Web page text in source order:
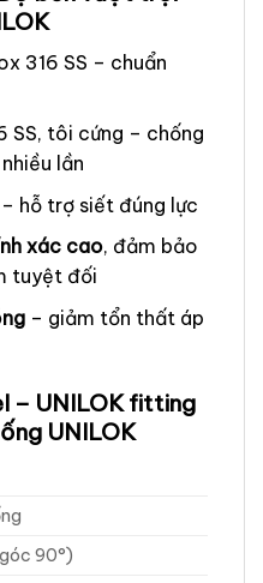
316 SS – chuẩn
SS, tôi cứng – chống
lần
hỗ trợ siết đúng lực
xác cao, đảm bảo
tuyệt đối
– giảm tổn thất áp
– UNILOK fitting
UNILOK
90°)